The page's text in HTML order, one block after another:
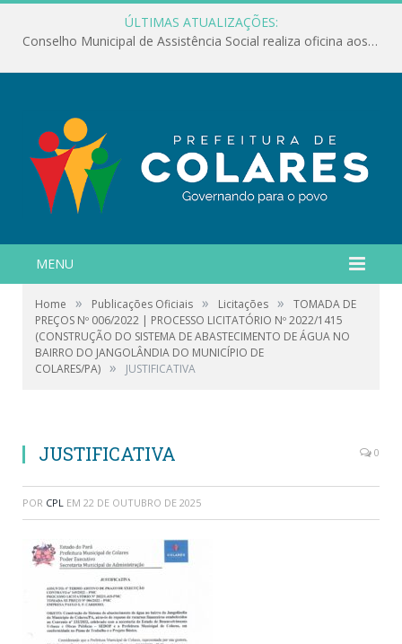
ÚLTIMAS ATUALIZAÇÕES:
Conselho Municipal de Assistência Social realiza oficina aos servidores
MENU
Home » Publicações Oficiais » Licitações »
TOMADA DE
PREÇOS Nº 006/2022 | PROCESSO LICITATÓRIO Nº 2022/1415
(CONSTRUÇÃO DO SISTEMA DE ABASTECIMENTO DE ÁGUA NO
BAIRRO DO JANGOLÂNDIA DO MUNICÍPIO DE
COLARES/PA) » JUSTIFICATIVA
JUSTIFICATIVA 0
POR CPL EM 22 DE OUTUBRO DE 2025